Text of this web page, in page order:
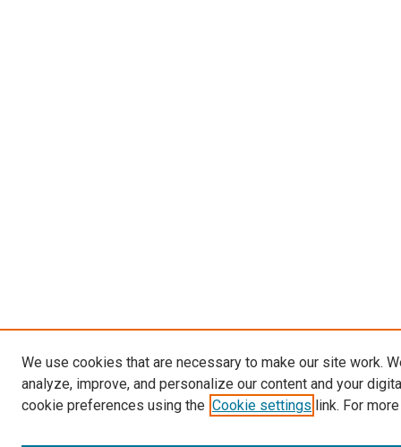
We use cookies that are necessary to make our site work.
analyze, improve, and personalize our content and your
cookie preferences using the Cookie settings link. For